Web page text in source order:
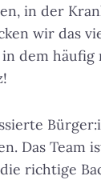
in der
wir das
dem
Das Team
richtige